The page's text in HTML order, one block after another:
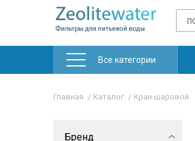
Все категории
Главная Каталог Кран шаровой
Бренд